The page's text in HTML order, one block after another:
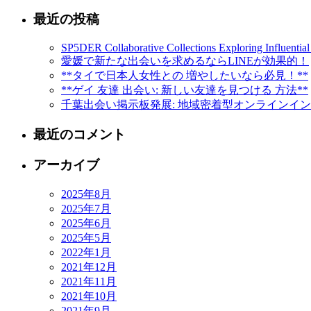
最近の投稿
SP5DER Collaborative Collections Exploring Influential
愛媛で新たな出会いを求めるならLINEが効果的！
**タイで日本人女性との 増やしたいなら必見！**
**ゲイ 友達 出会い: 新しい友達を見つける 方法**
千葉出会い掲示板発展: 地域密着型オンラインイ
最近のコメント
アーカイブ
2025年8月
2025年7月
2025年6月
2025年5月
2022年1月
2021年12月
2021年11月
2021年10月